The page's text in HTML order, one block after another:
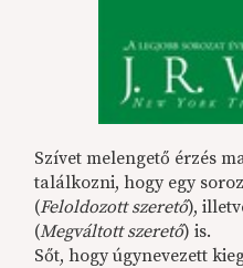
Szívet melengető érzés
találkozni, hogy egy
(Feloldozott szerető),
(Megváltott szerető) is.
Sőt, hogy úgynevezett